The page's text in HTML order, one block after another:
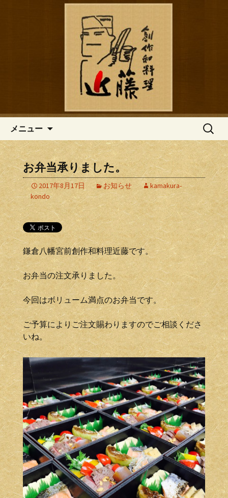
鎌倉の創作和食「近藤」のブロ
鎌倉の創作和食「近藤」のブログ
メニュー
検
お弁当承りました。
2017年8月17日 お知らせ
kamakura-
kondo
鎌倉八幡宮前創作和料理近藤です。
お弁当の注文承りました。
今回はボリューム満点のお弁当です。
ご予算によりご注文賜わりますのでご相談くださ
いね。